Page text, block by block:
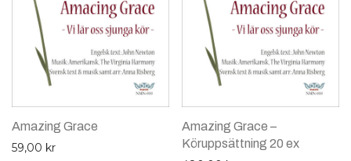
Amazing Grace
59,00 kr
Amazing Grace –
Köruppsättning 20 ex